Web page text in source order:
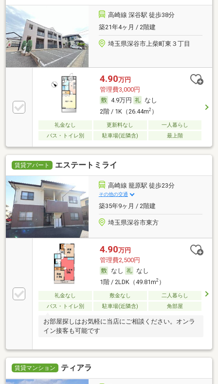
高崎線 深谷駅 徒歩38分
築21年4ヶ月 / 2階建
埼玉県深谷市上柴町東３丁目
4.90万円
管理費3,000円
4.9万円
なし
2階 / 1K（26.44m2）
礼金なし 更新料なし
一人暮らし
バス・トイレ別
駐車場(近隣含) 最上階
賃貸アパート エステートミライ
高崎線 籠原駅 徒歩23分
その他の交通
築35年9ヶ月 / 2階建
埼玉県深谷市東方
4.90万円
管理費2,500円
なし
なし
1階 / 2LDK（49.81m2）
礼金なし 敷金なし
二人暮らし
バス・トイレ別
駐車場(近隣含) 角部屋
お部屋探しはお気軽に当店にご相談ください。オンラ
イン接客も可能です
賃貸マンション ティアラ